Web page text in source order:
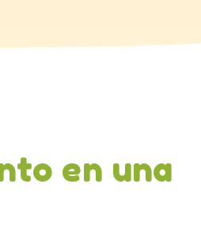
en una